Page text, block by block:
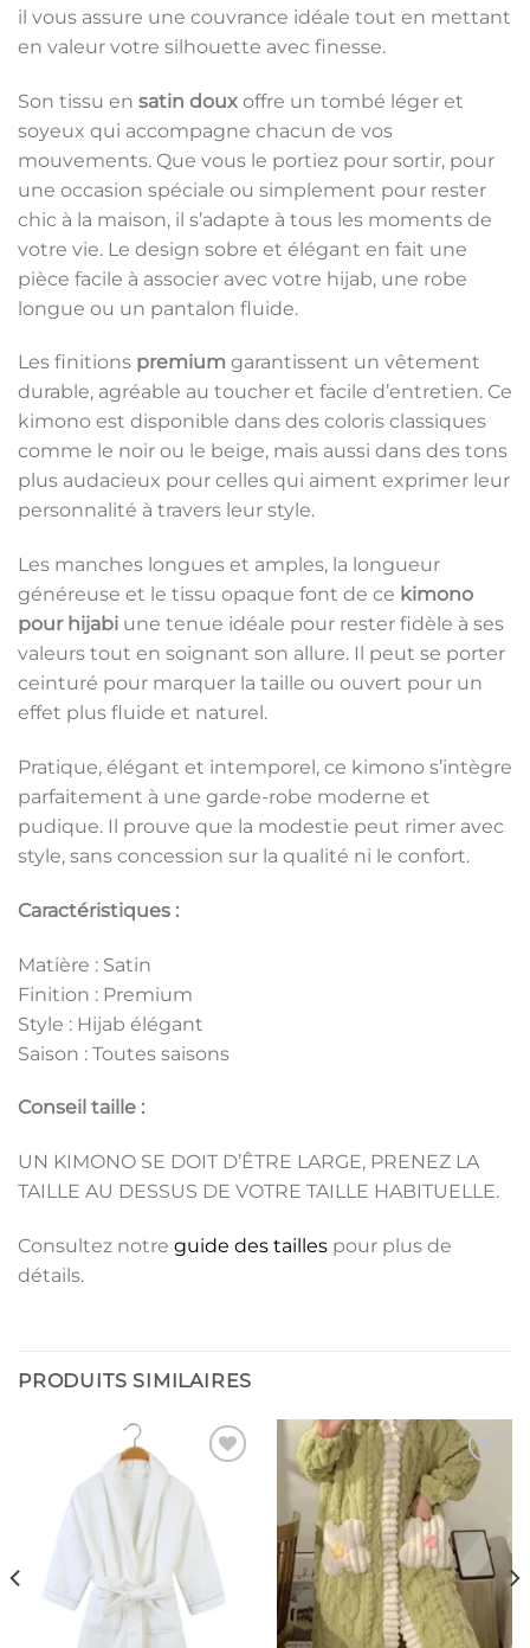
il vous assure une couvrance idéale tout en mettant
en valeur votre silhouette avec finesse.
Son tissu en satin doux offre un tombé léger et
soyeux qui accompagne chacun de vos
mouvements. Que vous le portiez pour sortir, pour
une occasion spéciale ou simplement pour rester
chic à la maison, il s’adapte à tous les moments de
votre vie. Le design sobre et élégant en fait une
pièce facile à associer avec votre hijab, une robe
longue ou un pantalon fluide.
Les finitions premium garantissent un vêtement
durable, agréable au toucher et facile d’entretien. Ce
kimono est disponible dans des coloris classiques
comme le noir ou le beige, mais aussi dans des tons
plus audacieux pour celles qui aiment exprimer leur
personnalité à travers leur style.
Les manches longues et amples, la longueur
généreuse et le tissu opaque font de ce kimono
pour hijabi une tenue idéale pour rester fidèle à ses
valeurs tout en soignant son allure. Il peut se porter
ceinturé pour marquer la taille ou ouvert pour un
effet plus fluide et naturel.
Pratique, élégant et intemporel, ce kimono s’intègre
parfaitement à une garde-robe moderne et
pudique. Il prouve que la modestie peut rimer avec
style, sans concession sur la qualité ni le confort.
Caractéristiques :
Matière : Satin
Finition : Premium
Style : Hijab élégant
Saison : Toutes saisons
Conseil taille :
UN KIMONO SE DOIT D’ÊTRE LARGE, PRENEZ LA
TAILLE AU DESSUS DE VOTRE TAILLE HABITUELLE.
Consultez notre guide des tailles pour plus de
détails.
PRODUITS SIMILAIRES
à la liste
souhaits
Ajouter
à la liste
souhaits